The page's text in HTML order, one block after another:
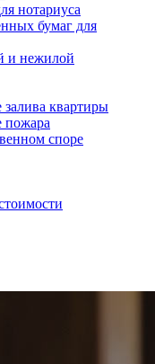
нотариуса
бумаг для
и нежилой
квартиры
пожара
споре